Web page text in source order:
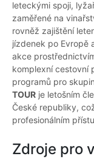
leteckými spoji,
zaměřené na
rovněž zajištění
jízdenek po Evropě
akce
komplexní cestovní
programů pro
TOUR je letošním
České republiky,
profesionálním
Zdroje pro